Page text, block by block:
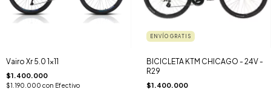
Vairo Xr 5.0 1x11
$1.400.000
$1.190.000 con Efectivo
ENVÍO GRATIS
BICICLETA KTM CHICAGO - 24V -
R29
$1.400.000